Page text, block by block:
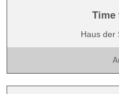
Time
Haus der